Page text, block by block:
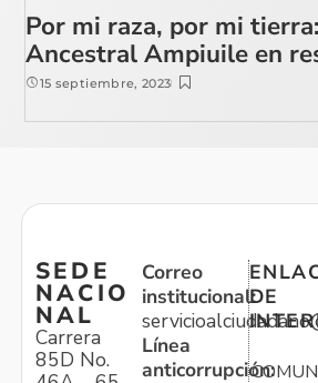
Por mi raza, por mi
Ancestral Ampiuile en
15 septiembre, 2023
SEDE
NACIO
NAL
Carrera
85D No.
Correo
institucional:
Línea
anticorrupción:
DE